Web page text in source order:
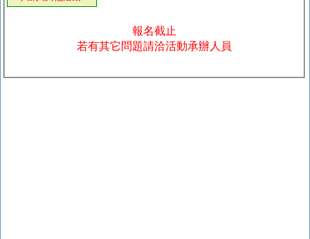
報名截止
若有其它問題請洽活動承辦人員